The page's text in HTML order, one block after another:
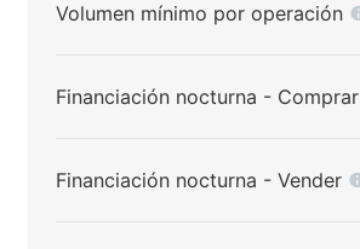
Volumen mínimo por operación
Financiación nocturna - Comprar
Financiación nocturna - Vender